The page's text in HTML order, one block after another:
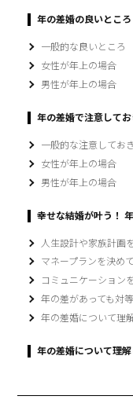
年の差婚の良いところ
一般的な良いところ
女性が年上の場合
男性が年上の場合
年の差婚で注意して
一般的な注意してお
女性が年上の場合
男性が年上の場合
幸せな結婚が叶う！
人生設計や家族計画
マネープランを決め
コミュニケーション
年の差があっても対
年の差婚について理
年の差婚について理